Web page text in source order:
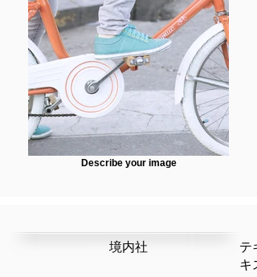
Describe your image
テ
キ
​境内社